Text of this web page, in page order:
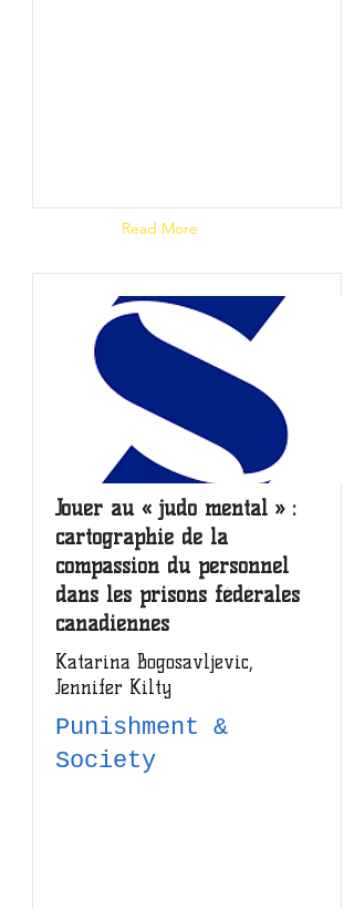
Read More
Jouer au « judo mental » :
cartographie de la
compassion du personnel
dans les prisons fédérales
canadiennes
Katarina Bogosavljevic,
Jennifer Kilty
Punishment &
Society